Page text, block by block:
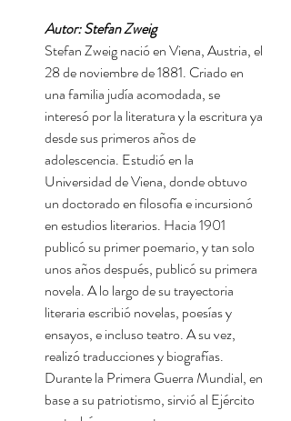
Autor:Stefan Zweig
Stefan Zweig nació en Viena, Austria, el
28 de noviembre de 1881. Criado en
una familia judía acomodada, se
interesó por la literatura y la escritura ya
desde sus primeros años de
adolescencia. Estudió en la
Universidad de Viena, donde obtuvo
un doctorado en filosofía e incursionó
en estudios literarios. Hacia 1901
publicó su primer poemario, y tan solo
unos años después, publicó su primera
novela. A lo largo de su trayectoria
literaria escribió novelas, poesías y
ensayos, e incluso teatro. A su vez,
realizó traducciones y biografías.
Durante la Primera Guerra Mundial, en
base a su patriotismo, sirvió al Ejército